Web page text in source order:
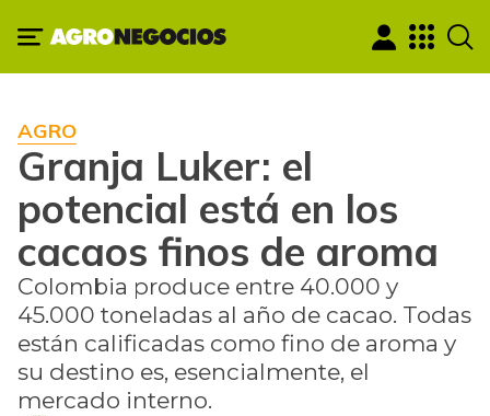
AGRO
Granja Luker: el
potencial está en los
cacaos finos de aroma
Colombia produce entre 40.000 y
45.000 toneladas al año de cacao. Todas
están calificadas como fino de aroma y
su destino es, esencialmente, el
mercado interno.